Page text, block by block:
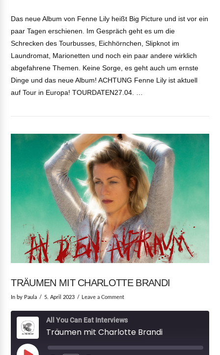
VIEW POST
EMBED
Das neue Album von Fenne Lily heißt Big Picture und ist vor ein
paar Tagen erschienen. Im Gespräch geht es um die
Schrecken des Tourbusses, Eichhörnchen, Slipknot im
Laundromat, Marionetten und noch ein paar andere wirklich
abgefahrene Themen. Keine Sorge, es geht auch um ernste
Dinge und das neue Album! ACHTUNG Fenne Lily ist aktuell
auf Tour in Europa! TOURDATEN27.04. …
TRÄUMEN MIT CHARLOTTE BRANDI
In by Paula 5. April 2023 Leave a Comment
All You Can Eat Interviews
Träumen mit Charlotte Brandi